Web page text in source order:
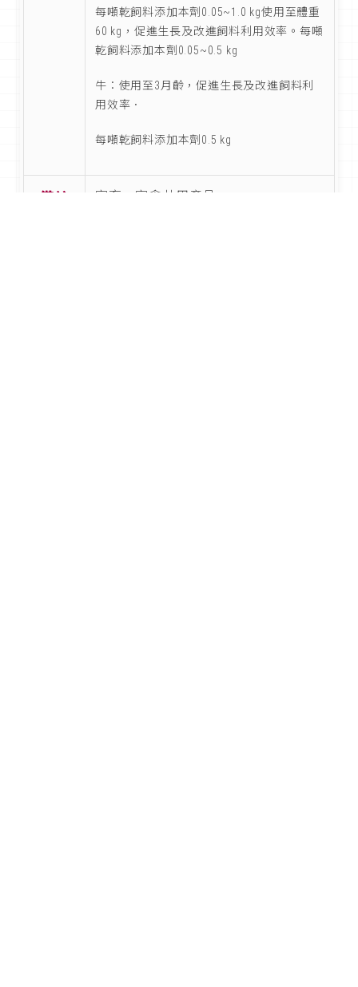
每噸乾飼料添加本劑0.05~1.0 kg使用至體重
60 kg，促進生長及改進飼料利用效率。每噸
乾飼料添加本劑0.05~0.5 kg
牛：使用至3月齡，促進生長及改進飼料利
用效率．
每噸乾飼料添加本劑0.5 kg
家畜、家禽共用產品